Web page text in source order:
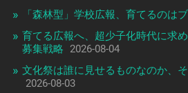
「森林型」学校広報、育てるのは
育てる広報へ、超少子化時代に求
募集戦略
2026-08-04
文化祭は誰に見せるものなのか、
2026-08-03